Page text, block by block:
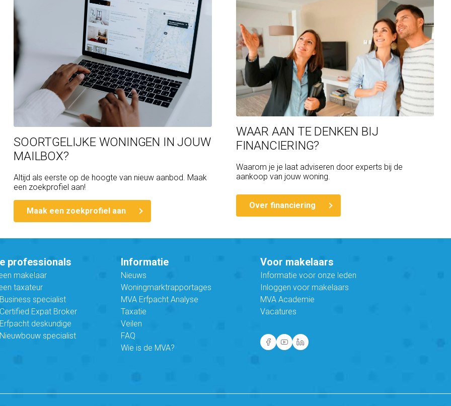
SOORTGELIJKE WONINGEN IN JOUW
MAILBOX?
Altijd als eerste op de hoogte van nieuw aanbod. Maak
een zoekprofiel aan!
Maak een zoekprofiel aan
WAAR AAN TE DENKEN BIJ
FINANCIERING?
Waarom je je laat adviseren door experts bij de
aankoop van jouw woning.
Over financiering
professionals
makelaar
taxateur
specialist
Expat Broker
deskundige
specialist
Informatie
Nieuws
Woningmarktrapportages
MVA Erfpacht Analyse
Taxatie
Veilen
FAQ
Wie is de MVA?
Voor makelaars
Informatie voor onze leden
Inloggen voor makelaars
MVA Academie
Vacatures